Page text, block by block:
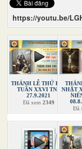
https://youtu.be/
THÁNH LỄ THỨ HAI
TUẦN XXVI TN -
27.9.2021
Đã xem 2349
NHẬT
Đã